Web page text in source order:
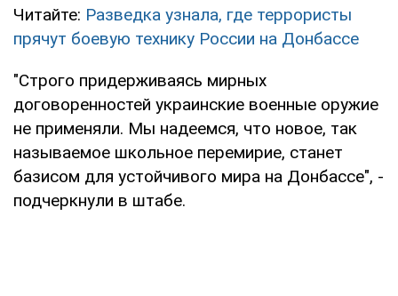
Читайте: Разведка узнала, где террористы
прячут боевую технику России на Донбассе
"Строго придерживаясь мирных
договоренностей украинские военные оружие
не применяли. Мы надеемся, что новое, так
называемое школьное перемирие, станет
базисом для устойчивого мира на Донбассе", -
подчеркнули в штабе.